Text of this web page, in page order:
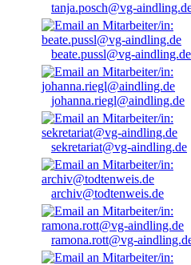
tanja.posch@vg-
beate.pussl@vg-aindling.de
johanna.riegl@aindling.de
sekretariat@vg-aindling.de
archiv@todtenweis.de
ramona.rott@vg-